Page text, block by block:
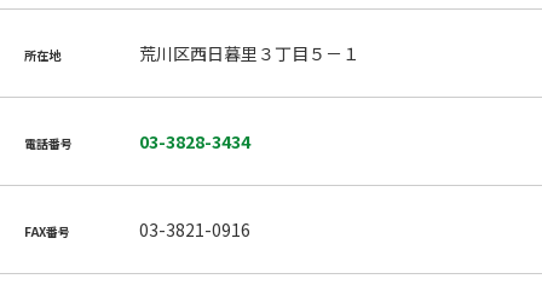
所在地 荒川区西日暮里３丁目５－１
電話番号 03-3828-3434
FAX番号 03-3821-0916